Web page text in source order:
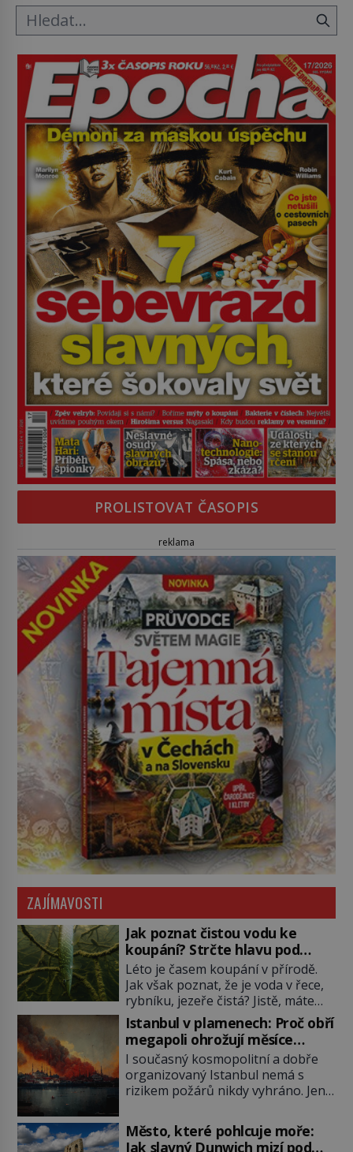
PROLISTOVAT ČASOPIS
reklama
ZAJÍMAVOSTI
Jak poznat čistou vodu ke
koupání? Strčte hlavu pod
hladinu!
Léto je časem koupání v přírodě.
Jak však poznat, že je voda v řece,
rybníku, jezeře čistá? Jistě, máte
možnost využít informace
hygieniků či podrobit křížovému
výslechu provozovatele přírodního
koupaliště. Existuje ale ještě jiná
alternativa. Jaká? Podívat se pod
hladinu a zjistit, kdo si onu
dávno před vámi. Říká se jim
bioindikátory […]
Istanbul v plamenech: Proč obří
megapoli ohrožují měsíce
smaženého lilku?
I současný kosmopolitní a dobře
organizovaný Istanbul nemá s
rizikem požárů nikdy vyhráno. Jen
představit, jaká požární rizika
skrýval Istanbul časů minulých. Jak
Město, které pohlcuje moře:
Jak slavný Dunwich mizí pod